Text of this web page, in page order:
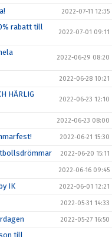
2022-07-11 12:35
rabatt till
2022-07-01 09:11
2022-06-29 08:20
2022-06-28 10:21
HÄRLIG
2022-06-23 12:10
2022-06-23 08:00
2022-06-21 15:30
2022-06-20 15:11
2022-06-16 09:45
IK 2022-06-01 12:21
2022-05-31 14:33
2022-05-27 16:50
till